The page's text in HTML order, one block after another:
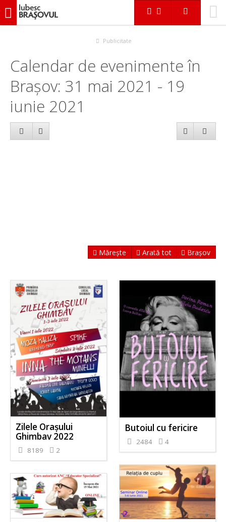
iubescbraşovul.ro
Publicitate
Calendar de evenimente în
Brașov: 31 mai 2021 - 19
iunie 2021
Mărește Arată tot Brașov
Zilele Orașului
Ghimbav 2022
8189 2
Butoiul cu fericire
2484 4